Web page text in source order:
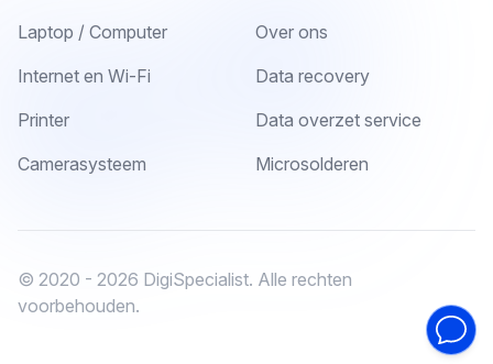
Laptop / Computer
Internet en Wi-Fi
Printer
Camerasysteem
Over ons
Data recovery
Data overzet service
Microsolderen
© 2020 - 2026 DigiSpecialist. Alle rechten
voorbehouden.